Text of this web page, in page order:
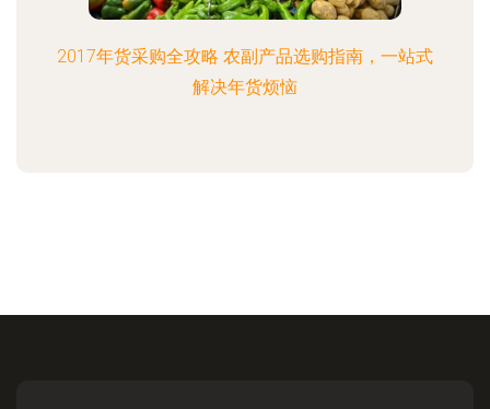
2017年货采购全攻略 农副产品选购指南，一站式
解决年货烦恼